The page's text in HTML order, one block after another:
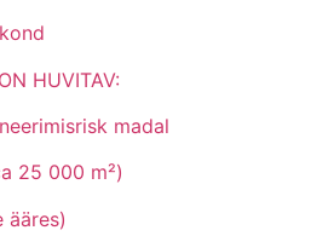
HUVITAV:
madal
25 000 m²)
ääres)